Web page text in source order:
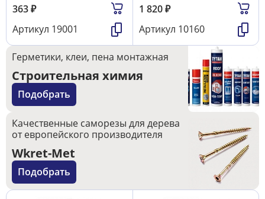
363₽
Артикул 19001
1 820₽
Артикул 10160
Герметики, клеи, пена монтажная
Строительная химия
Подобрать
Качественные саморезы для дерева
от европейского производителя
Wkret-Met
Подобрать